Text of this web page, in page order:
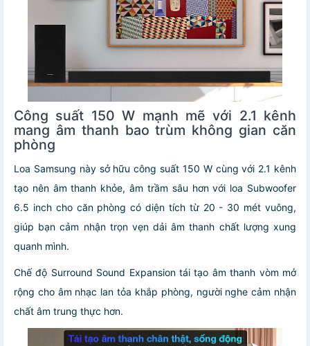
Công suất 150 W mạnh mẽ với 2.1 kênh
mang âm thanh bao trùm không gian căn
phòng
Loa Samsung này sở hữu công suất 150 W cùng với 2.1 kênh
tạo nên âm thanh khỏe, âm trầm sâu hơn với loa Subwoofer
6.5 inch cho căn phòng có diện tích từ 20 - 30 mét vuông,
giúp bạn cảm nhận trọn vẹn dải âm thanh chất lượng xung
quanh mình.
Chế độ Surround Sound Expansion tái tạo âm thanh vòm mở
rộng cho âm nhạc lan tỏa khắp phòng, người nghe cảm nhận
chất âm trung thực hơn.